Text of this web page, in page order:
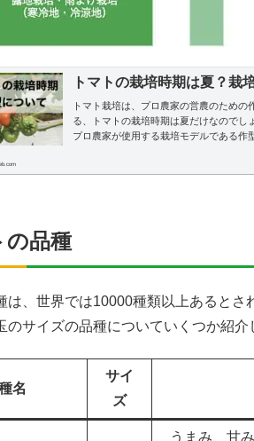
トマトの栽培時期は夏？栽
トマト栽培は、プロ農家の営農のため
る、トマトの栽培時期は夏だけなので
プロ農家が使用する栽培モデルである作
の品種
は、世界では10000種類以上あると
のサイズの品種についていくつか紹介
名
サイ
ズ
うまみ、甘